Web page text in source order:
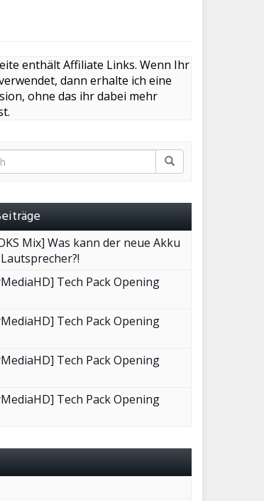
enthält Affiliate Links. Wenn Ihr
dann erhalte ich eine
ohne das ihr dabei mehr
Mix] Was kann der neue Akku
Tech Pack Opening
Tech Pack Opening
Tech Pack Opening
Tech Pack Opening